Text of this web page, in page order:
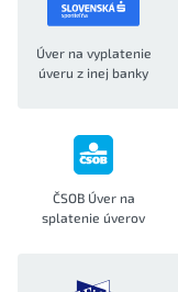
Úver na vyplatenie
úveru z inej banky
ČSOB Úver na
splatenie úverov